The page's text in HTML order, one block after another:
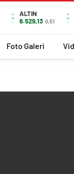
ALTIN
6.529,13 0,51
Foto Galeri